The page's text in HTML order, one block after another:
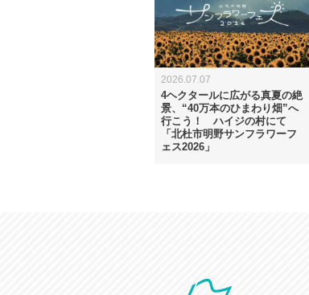
2026.07.07
4ヘクタールに広がる真夏の絶
景、“40万本のひまわり畑”へ
行こう！ ハイジの村にて
「北杜市明野サンフラワーフ
ェス2026」